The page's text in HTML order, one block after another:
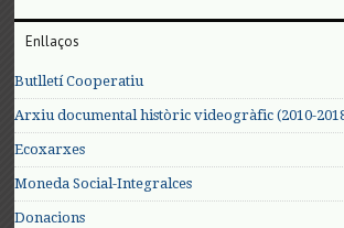
Enllaços
Butlletí Cooperatiu
Arxiu documental històric videogràfic (2010-
Ecoxarxes
Moneda Social-Integralces
Donacions